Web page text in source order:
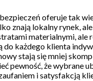
oferuje tak
znają lokalny rynek,
materialnymi, ale
każdego klienta
stają się mniej
pewność, że wybrane
i satysfakcją